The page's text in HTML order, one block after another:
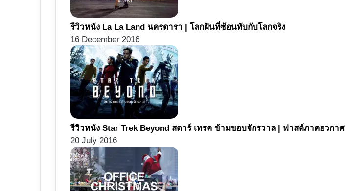
รีวิวหนัง La La Land นครดารา | โลกฝันที่ซ้อนทับกับโลกจริง
16 December 2016
รีวิวหนัง Star Trek Beyond สตาร์ เทรค ข้ามขอบจักรวาล | ฟาสต์ภาคอวกาศ
20 July 2016